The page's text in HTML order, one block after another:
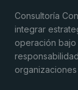
Consultoría
integrar
operación